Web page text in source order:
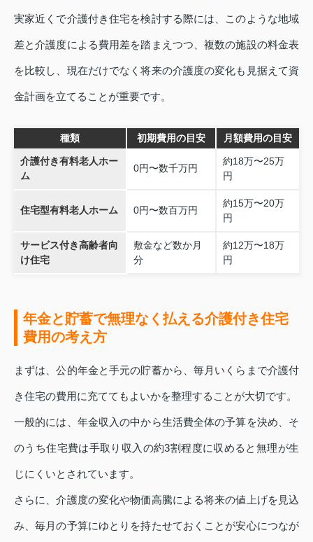
実家近くで介護付き住宅を検討する際には、このような地域
差と介護度による費用差を踏まえつつ、複数の施設の料金表
を比較し、現在だけでなく将来の介護度の変化も見据えて資
金計画を立てることが重要です。
種類 初期費用の目安 月額費用の目安
介護付き有料老人ホー
ム
0円〜数千万円
約18万〜25万
円
住宅型有料老人ホーム 0円〜数百万円
約15万〜20万
円
サービス付き高齢者向
け住宅
敷金など数か月
分
約12万〜18万
円
年金と貯蓄で無理なく払える介護付き住宅
費用の考え方
まずは、公的年金と手元の貯蓄から、毎月いくらまで介護付
き住宅の費用に充ててもよいかを整理することが大切です。
一般的には、年金収入の中から生活費全体の予算を決め、そ
のうち住宅費は手取り収入の約3割程度に収めると無理が生
じにくいとされています。
さらに、介護度の変化や物価高騰による将来の値上げを見込
み、毎月の予算にゆとりを持たせておくことが安心につなが